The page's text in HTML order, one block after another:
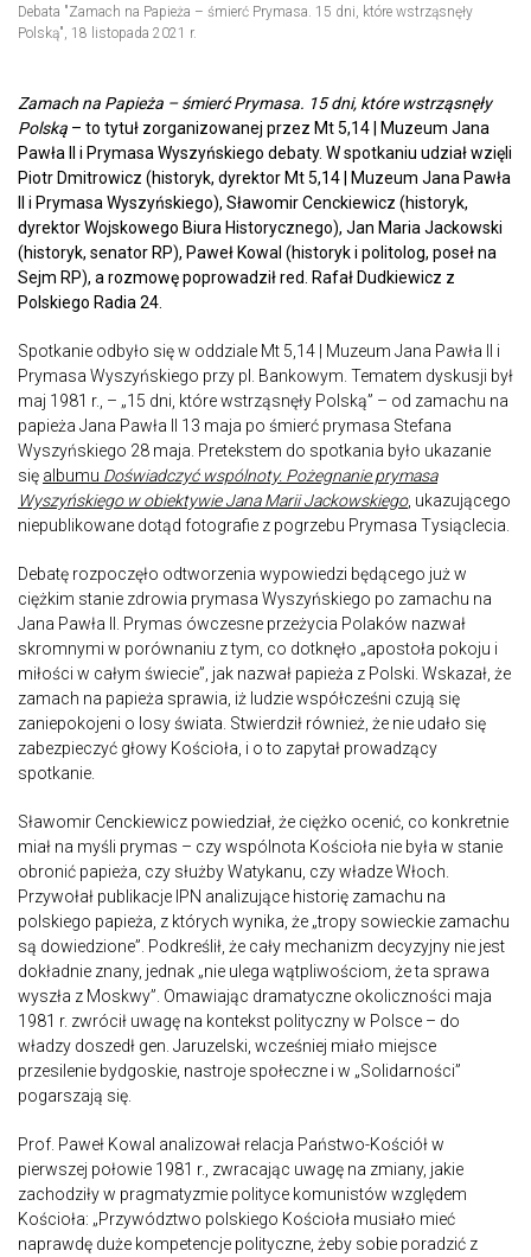
Debata "Zamach na Papieża – śmierć Prymasa. 15 dni, które wstrząsnęły
Polską", 18 listopada 2021 r.
Zamach na Papieża – śmierć Prymasa. 15 dni, które wstrząsnęły
Polską – to tytuł zorganizowanej przez Mt 5,14 | Muzeum Jana
Pawła II i Prymasa Wyszyńskiego debaty. W spotkaniu udział wzięli
Piotr Dmitrowicz (historyk, dyrektor Mt 5,14 | Muzeum Jana Pawła
II i Prymasa Wyszyńskiego), Sławomir Cenckiewicz (historyk,
dyrektor Wojskowego Biura Historycznego), Jan Maria Jackowski
(historyk, senator RP), Paweł Kowal (historyk i politolog, poseł na
Sejm RP), a rozmowę poprowadził red. Rafał Dudkiewicz z
Polskiego Radia 24.
Spotkanie odbyło się w oddziale Mt 5,14 | Muzeum Jana Pawła II i
Prymasa Wyszyńskiego przy pl. Bankowym. Tematem dyskusji był
maj 1981 r., – „15 dni, które wstrząsnęły Polską” – od zamachu na
papieża Jana Pawła II 13 maja po śmierć prymasa Stefana
Wyszyńskiego 28 maja. Pretekstem do spotkania było ukazanie
się albumu Doświadczyć wspólnoty. Pożegnanie prymasa
Wyszyńskiego w obiektywie Jana Marii Jackowskiego, ukazującego
niepublikowane dotąd fotografie z pogrzebu Prymasa Tysiąclecia.
Debatę rozpoczęło odtworzenia wypowiedzi będącego już w
ciężkim stanie zdrowia prymasa Wyszyńskiego po zamachu na
Jana Pawła II. Prymas ówczesne przeżycia Polaków nazwał
skromnymi w porównaniu z tym, co dotknęło „apostoła pokoju i
miłości w całym świecie”, jak nazwał papieża z Polski. Wskazał, że
zamach na papieża sprawia, iż ludzie współcześni czują się
zaniepokojeni o losy świata. Stwierdził również, że nie udało się
zabezpieczyć głowy Kościoła, i o to zapytał prowadzący
spotkanie.
Sławomir Cenckiewicz powiedział, że ciężko ocenić, co konkretnie
miał na myśli prymas – czy wspólnota Kościoła nie była w stanie
obronić papieża, czy służby Watykanu, czy władze Włoch.
Przywołał publikacje IPN analizujące historię zamachu na
polskiego papieża, z których wynika, że „tropy sowieckie zamachu
są dowiedzione”. Podkreślił, że cały mechanizm decyzyjny nie jest
dokładnie znany, jednak „nie ulega wątpliwościom, że ta sprawa
wyszła z Moskwy”. Omawiając dramatyczne okoliczności maja
1981 r. zwrócił uwagę na kontekst polityczny w Polsce – do
władzy doszedł gen. Jaruzelski, wcześniej miało miejsce
przesilenie bydgoskie, nastroje społeczne i w „Solidarności”
pogarszają się.
Prof. Paweł Kowal analizował relacja Państwo-Kościół w
pierwszej połowie 1981 r., zwracając uwagę na zmiany, jakie
zachodziły w pragmatyzmie polityce komunistów względem
Kościoła: „Przywództwo polskiego Kościoła musiało mieć
naprawdę duże kompetencje polityczne, żeby sobie poradzić z